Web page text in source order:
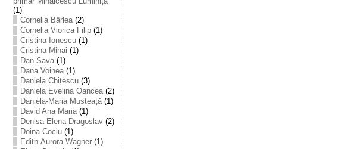
(1)
Cornelia Bârlea(2)
Cornelia Viorica Filip(1)
Cristina Ionescu(1)
Cristina Mihai (1)
Dan Sava(1)
Dana Voinea(1)
Daniela Chițescu(3)
Daniela Evelina Oancea(2)
Daniela-Maria Musteață(1)
David Ana Maria(1)
Denisa-Elena Dragoslav(2)
Doina Cociu(1)
Edith-Aurora Wagner(1)